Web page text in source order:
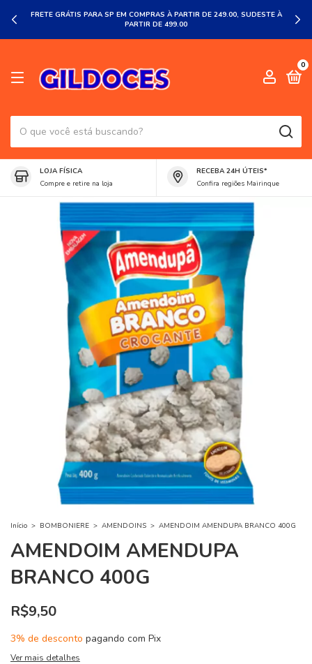
FRETE GRÁTIS PARA SP EM COMPRAS À PARTIR DE 249.00, SUDESTE À
PARTIR DE 499.00
0
LOJA FÍSICA
Compre e retire na loja
RECEBA 24H ÚTEIS*
Confira regiões Mairinque
Início > BOMBONIERE > AMENDOINS > AMENDOIM AMENDUPA BRANCO 400G
AMENDOIM AMENDUPA
BRANCO 400G
R$9,50
3% de desconto pagando com Pix
Ver mais detalhes